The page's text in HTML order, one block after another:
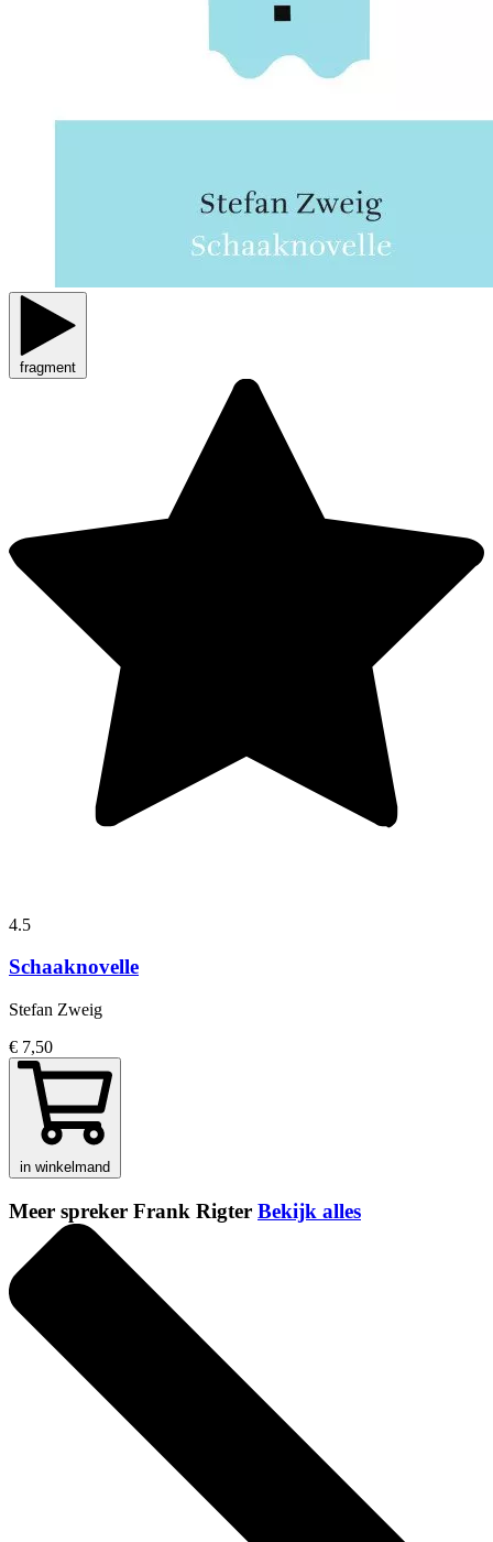
fragment
4.5
Schaaknovelle
Stefan Zweig
€ 7,50
in winkelmand
Meer spreker Frank Rigter Bekijk alles